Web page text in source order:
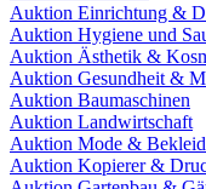
Auktion Einrichtung &
Auktion Hygiene und
Auktion Ästhetik &
Auktion Gesundheit &
Auktion Baumaschinen
Auktion Landwirtschaft
Auktion Mode &
Auktion Kopierer &